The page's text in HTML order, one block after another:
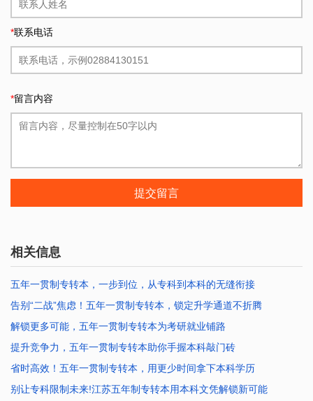
*联系电话
*留言内容
提交留言
相关信息
五年一贯制专转本，一步到位，从专科到本科的无缝衔接
2026-07-25 10:12:47
告别“二战”焦虑！五年一贯制专转本，锁定升学通道不折腾
2026-07-20 10:40:01
解锁更多可能，五年一贯制专转本为考研就业铺路
2026-07-17 10:02:39
提升竞争力，五年一贯制专转本助你手握本科敲门砖
2026-07-16 10:01:41
省时高效！五年一贯制专转本，用更少时间拿下本科学历
2026-07-14 10:27:34
别让专科限制未来!江苏五年制专转本用本科文凭解锁新可能